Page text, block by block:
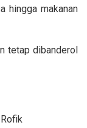
hingga makanan
tetap dibanderol